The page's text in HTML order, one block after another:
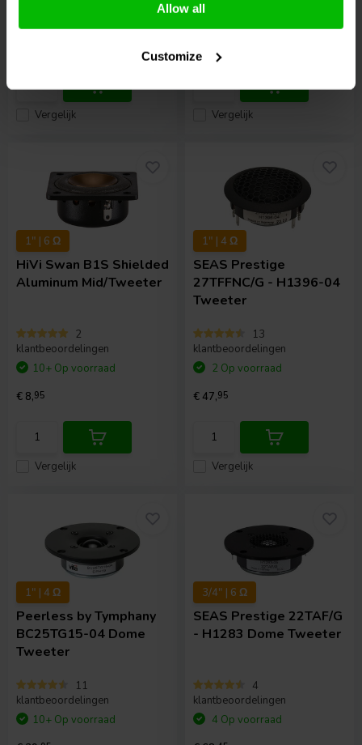
Allow all
Customize
Vergelijk Vergelijk
1" | 6 Ω
HiVi Swan B1S Shielded
Aluminum Mid/Tweeter
2
klantbeoordelingen
Vergelijk
10+ Op voorraad
€ 8,95
1" | 4 Ω
SEAS Prestige
27TFFNC/G - H1396-04
Tweeter
13
klantbeoordelingen
Vergelijk
2 Op voorraad
€ 47,95
1" | 4 Ω
Peerless by Tymphany
BC25TG15-04 Dome
Tweeter
11
klantbeoordelingen
10+ Op voorraad
3/4" | 6 Ω
SEAS Prestige 22TAF/G
- H1283 Dome Tweeter
4
klantbeoordelingen
4 Op voorraad